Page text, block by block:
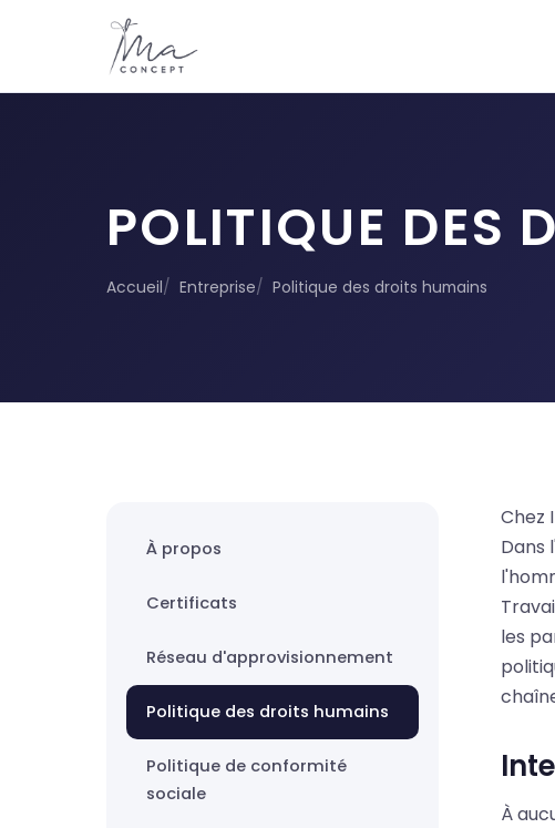
POLITIQUE DES
Accueil Entreprise Politique des droits humains
À propos
Certificats
Réseau d'approvisionnement
Politique des droits humains
Politique de conformité
sociale
Chez
Dans
les
À